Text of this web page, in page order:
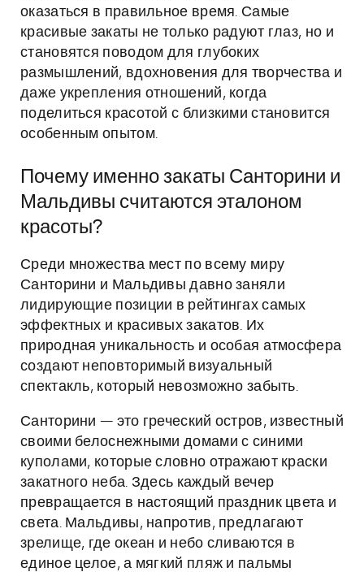
оказаться в правильное время. Самые
красивые закаты не только радуют глаз, но и
становятся поводом для глубоких
размышлений, вдохновения для творчества и
даже укрепления отношений, когда
поделиться красотой с близкими становится
особенным опытом.
Почему именно закаты Санторини и
Мальдивы считаются эталоном
красоты?
Среди множества мест по всему миру
Санторини и Мальдивы давно заняли
лидирующие позиции в рейтингах самых
эффектных и красивых закатов. Их
природная уникальность и особая атмосфера
создают неповторимый визуальный
спектакль, который невозможно забыть.
Санторини — это греческий остров, известный
своими белоснежными домами с синими
куполами, которые словно отражают краски
закатного неба. Здесь каждый вечер
превращается в настоящий праздник цвета и
света. Мальдивы, напротив, предлагают
зрелище, где океан и небо сливаются в
единое целое, а мягкий пляж и пальмы